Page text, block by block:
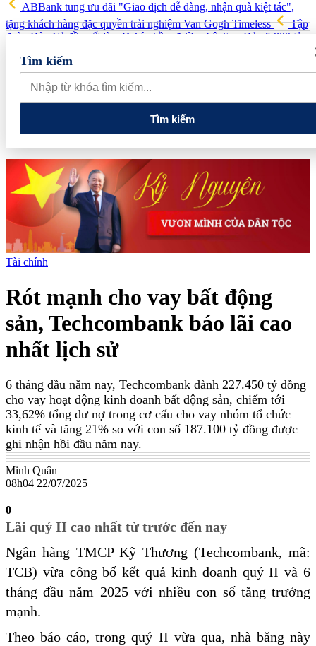
ABBank tung ưu đãi "Giao dịch dễ dàng, nhận quà kiệt tác",
tặng khách hàng đặc quyền trải nghiệm Van Gogh Timeless
Tập
đoàn Đèo Cả đề xuất làm Dự án hầm đường bộ Tam Đảo 5.800 tỷ
Hải quan Lào Cai phát hiện 5 vụ vi phạm, tạm giữ gần 700 kg
thực phẩm và nhiều điện thoại nhập lậu
Lan tỏa văn hóa kinh
doanh, tìm kiếm doanh nghiệp tiêu biểu trên toàn quốc
các cửa hàng rau củ quả sạch tại Hà Nội
Tìm kiếm
Tìm kiếm
Tài chính
Rót mạnh cho vay bất động
sản, Techcombank báo lãi cao
nhất lịch sử
6 tháng đầu năm nay, Techcombank dành 227.450 tỷ đồng
cho vay hoạt động kinh doanh bất động sản, chiếm tới
33,62% tổng dư nợ trong cơ cấu cho vay nhóm tổ chức
kinh tế và tăng 21% so với con số 187.100 tỷ đồng được
ghi nhận hồi đầu năm nay.
Minh Quân
08h04 22/07/2025
0
Lãi quý II cao nhất từ trước đến nay
Ngân hàng TMCP Kỹ Thương (Techcombank, mã:
TCB) vừa công bố kết quả kinh doanh quý II và 6
tháng đầu năm 2025 với nhiều con số tăng trưởng
mạnh.
Theo báo cáo, trong quý II vừa qua, nhà băng này